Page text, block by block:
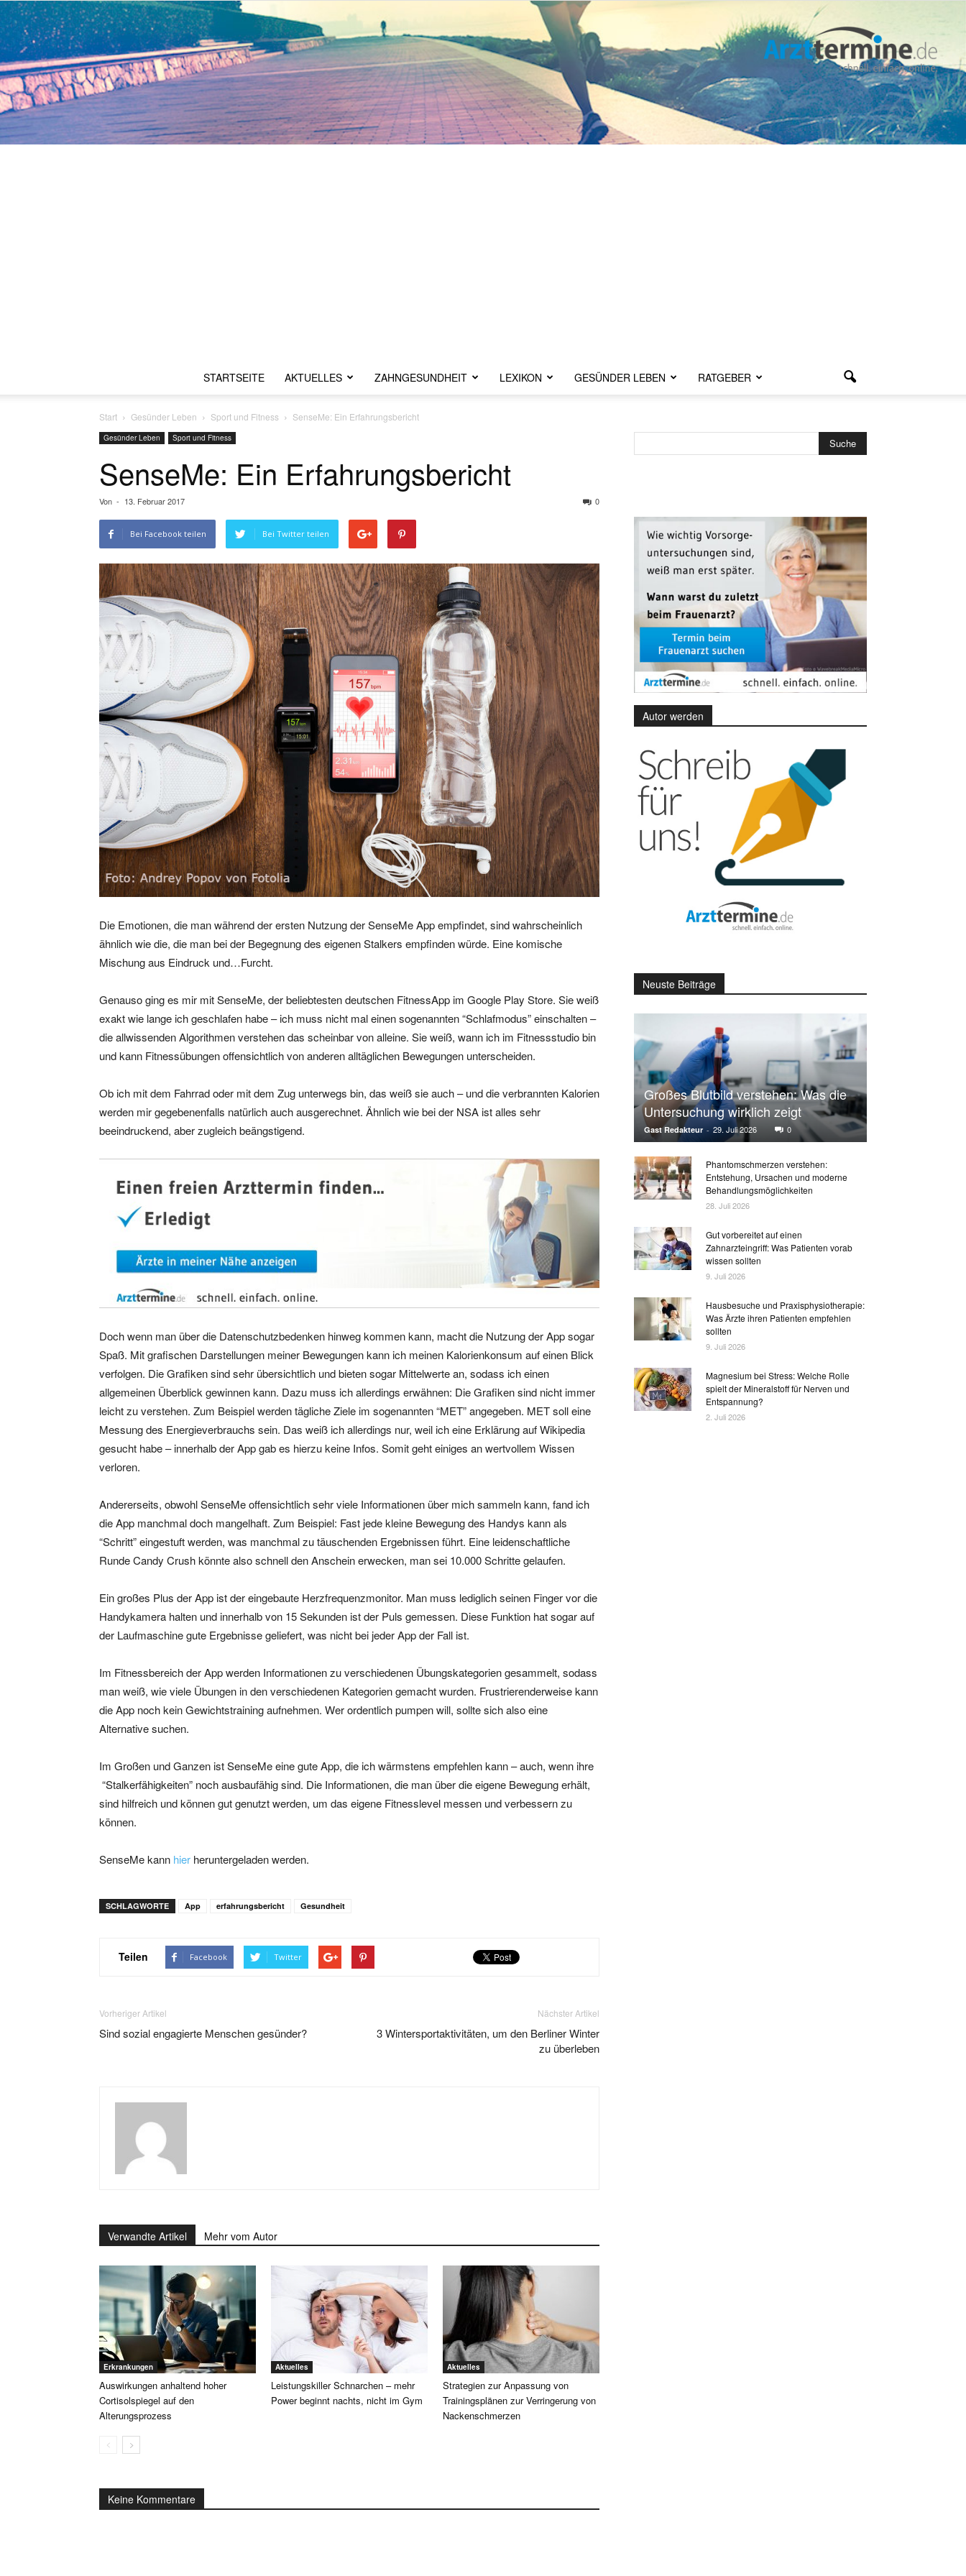
STARTSEITE AKTUELLES ZAHNGESUNDHEIT LEXIKON GESÜNDER LEBEN RATGEBER
Start Gesünder Leben Sport und Fitness SenseMe: Ein Erfahrungsbericht
Gesünder Leben Sport und Fitness
SenseMe: Ein Erfahrungsbericht
Von - 13. Februar 2017 0
Bei Facebook teilen Bei Twitter teilen
Die Emotionen, die man während der ersten Nutzung der SenseMe App empfindet, sind wahrscheinlich
ähnlich wie die, die man bei der Begegnung des eigenen Stalkers empfinden würde. Eine komische
Mischung aus Eindruck und…Furcht.
Genauso ging es mir mit SenseMe, der beliebtesten deutschen FitnessApp im Google Play Store. Sie weiß
exakt wie lange ich geschlafen habe – ich muss nicht mal einen sogenannten “Schlafmodus” einschalten –
die allwissenden Algorithmen verstehen das scheinbar von alleine. Sie weiß, wann ich im Fitnessstudio bin
und kann Fitnessübungen offensichtlich von anderen alltäglichen Bewegungen unterscheiden.
Ob ich mit dem Fahrrad oder mit dem Zug unterwegs bin, das weiß sie auch – und die verbrannten Kalorien
werden mir gegebenenfalls natürlich auch ausgerechnet. Ähnlich wie bei der NSA ist alles sehr
beeindruckend, aber zugleich beängstigend.
Doch wenn man über die Datenschutzbedenken hinweg kommen kann, macht die Nutzung der App sogar
Spaß. Mit grafischen Darstellungen meiner Bewegungen kann ich meinen Kalorienkonsum auf einen Blick
verfolgen. Die Grafiken sind sehr übersichtlich und bieten sogar Mittelwerte an, sodass ich einen
allgemeinen Überblick gewinnen kann. Dazu muss ich allerdings erwähnen: Die Grafiken sind nicht immer
leicht zu verstehen. Zum Beispiel werden tägliche Ziele im sogenannten “MET” angegeben. MET soll eine
Messung des Energieverbrauchs sein. Das weiß ich allerdings nur, weil ich eine Erklärung auf Wikipedia
gesucht habe – innerhalb der App gab es hierzu keine Infos. Somit geht einiges an wertvollem Wissen
verloren.
Andererseits, obwohl SenseMe offensichtlich sehr viele Informationen über mich sammeln kann, fand ich
die App manchmal doch mangelhaft. Zum Beispiel: Fast jede kleine Bewegung des Handys kann als
“Schritt” eingestuft werden, was manchmal zu täuschenden Ergebnissen führt. Eine leidenschaftliche
Runde Candy Crush könnte also schnell den Anschein erwecken, man sei 10.000 Schritte gelaufen.
Ein großes Plus der App ist der eingebaute Herzfrequenzmonitor. Man muss lediglich seinen Finger vor die
Handykamera halten und innerhalb von 15 Sekunden ist der Puls gemessen. Diese Funktion hat sogar auf
der Laufmaschine gute Ergebnisse geliefert, was nicht bei jeder App der Fall ist.
Im Fitnessbereich der App werden Informationen zu verschiedenen Übungskategorien gesammelt, sodass
man weiß, wie viele Übungen in den verschiedenen Kategorien gemacht wurden. Frustrierenderweise kann
die App noch kein Gewichtstraining aufnehmen. Wer ordentlich pumpen will, sollte sich also eine
Alternative suchen.
Im Großen und Ganzen ist SenseMe eine gute App, die ich wärmstens empfehlen kann – auch, wenn ihre
“Stalkerfähigkeiten” noch ausbaufähig sind. Die Informationen, die man über die eigene Bewegung erhält,
sind hilfreich und können gut genutzt werden, um das eigene Fitnesslevel messen und verbessern zu
können.
SenseMe kann hier heruntergeladen werden.
SCHLAGWORTE App erfahrungsbericht Gesundheit
Teilen Facebook Twitter
Vorheriger Artikel
Sind sozial engagierte Menschen gesünder?
Nächster Artikel
3 Wintersportaktivitäten, um den Berliner Winter
zu überleben
Verwandte Artikel Mehr vom Autor
Erkrankungen
Auswirkungen anhaltend hoher
Cortisolspiegel auf den
Alterungsprozess
Aktuelles
Leistungskiller Schnarchen – mehr
Power beginnt nachts, nicht im Gym
Aktuelles
Strategien zur Anpassung von
Trainingsplänen zur Verringerung von
Nackenschmerzen
Keine Kommentare
Autor werden
Neuste Beiträge
Großes Blutbild verstehen: Was die
Untersuchung wirklich zeigt
Gast Redakteur - 29. Juli 2026 0
Phantomschmerzen verstehen:
Entstehung, Ursachen und moderne
Behandlungsmöglichkeiten
28. Juli 2026
Gut vorbereitet auf einen
Zahnarzteingriff: Was Patienten vorab
wissen sollten
9. Juli 2026
Hausbesuche und Praxisphysiotherapie:
Was Ärzte ihren Patienten empfehlen
sollten
9. Juli 2026
Magnesium bei Stress: Welche Rolle
spielt der Mineralstoff für Nerven und
Entspannung?
2. Juli 2026